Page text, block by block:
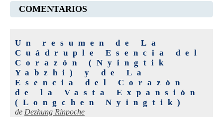
COMENTARIOS
Un resumen de La
Cuádruple Esencia del
Corazón (Nyingtik
Yabzhi) y de La
Esencia del Corazón
de la Vasta Expansión
(Longchen Nyingtik)
de Dezhung Rinpoche